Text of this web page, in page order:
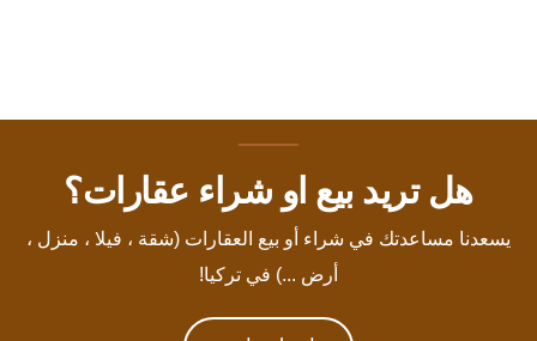
هل تريد بيع او شراء عقارات؟
يسعدنا مساعدتك في شراء أو بيع العقارات (شقة ، فيلا ، منزل ،
أرض ...) في تركيا!